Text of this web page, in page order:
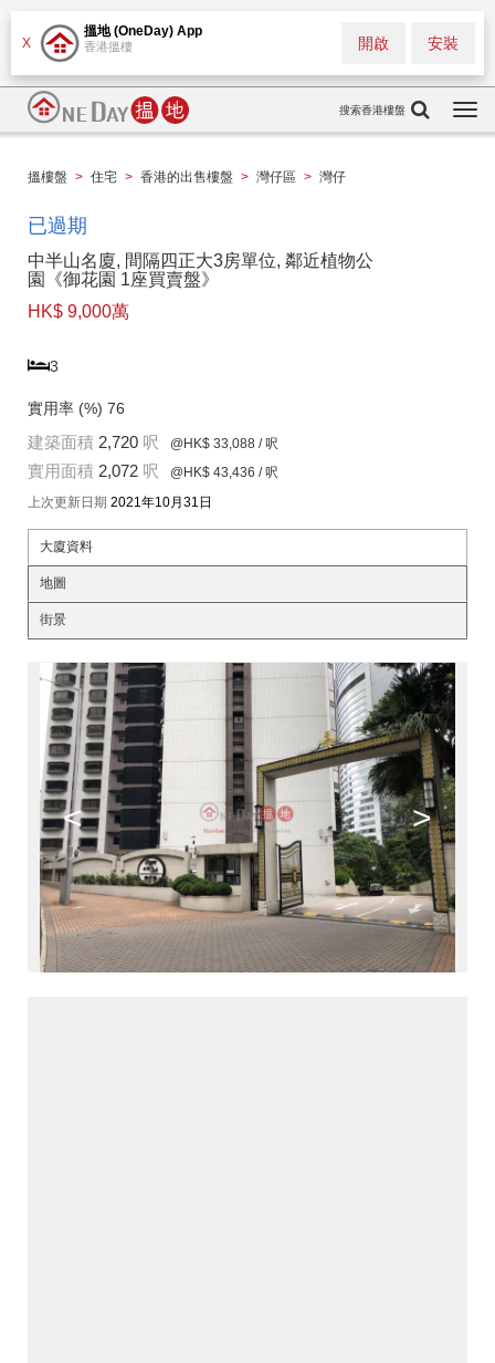
X
搵地 (OneDay) App
香港搵樓 安裝
開啟
搜索香港樓盤
搵樓盤 > 住宅 > 香港的出售樓盤 > 灣仔區 > 灣仔
已過期
中半山名廈, 間隔四正大3房單位, 鄰近植物公
園《御花園 1座買賣盤》
HK$ 9,000萬
3
實用率 (%) 76
建築面積 2,720 呎 @HK$ 33,088 / 呎
實用面積 2,072 呎 @HK$ 43,436 / 呎
上次更新日期 2021年10月31日
大廈資料
地圖
街景
< >